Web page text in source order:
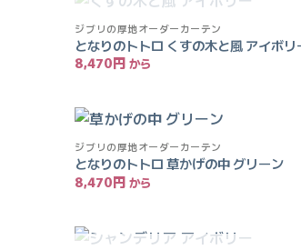
入荷待ち
ジブリの厚地オーダーカーテン
となりのトトロ くすの木と風 アイボリ
8,470円
ジブリの厚地オーダーカーテン
となりのトトロ 草かげの中 グリーン
8,470円